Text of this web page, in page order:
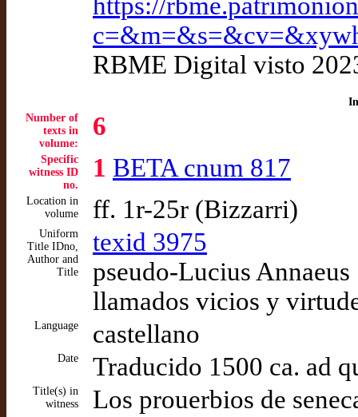
RBME Digital visto
Number of
texts in
volume:
6
Specific
witness ID
no.
1 BETA cnum 817
Location in
volume
ff. 1r-25r (Bizzarri)
Uniform
Title IDno,
Author and
Title
texid 3975
pseudo-Lucius Annaeus
llamados vicios y
Language castellano
Date Traducido 1500 ca. ad
Title(s) in
witness
Los prouerbios de